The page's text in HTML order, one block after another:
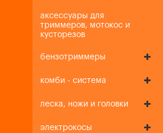
аксессуары для
триммеров, мотокос и
кусторезов
бензотриммеры
комби - система
леска, ножи и головки
электрокосы